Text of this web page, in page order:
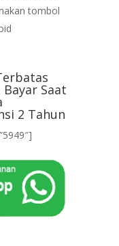
tombol
Saat
2 Tahun